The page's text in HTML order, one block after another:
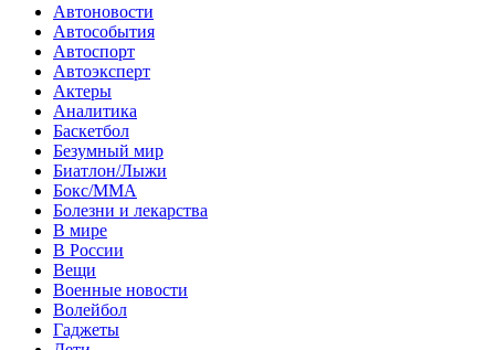
Автоновости
Автособытия
Автоспорт
Автоэксперт
Актеры
Аналитика
Баскетбол
Безумный мир
Биатлон/Лыжи
Бокс/MMA
Болезни и лекарства
В мире
В России
Вещи
Военные новости
Волейбол
Гаджеты